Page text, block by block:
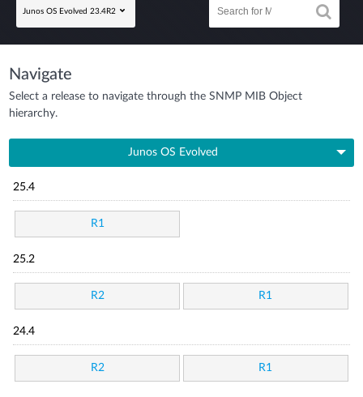
Junos OS Evolved 23.4R2
Navigate
Select a release to navigate through the SNMP MIB Object
hierarchy.
Junos OS Evolved
25.4
R1
25.2
R2 R1
24.4
R2 R1